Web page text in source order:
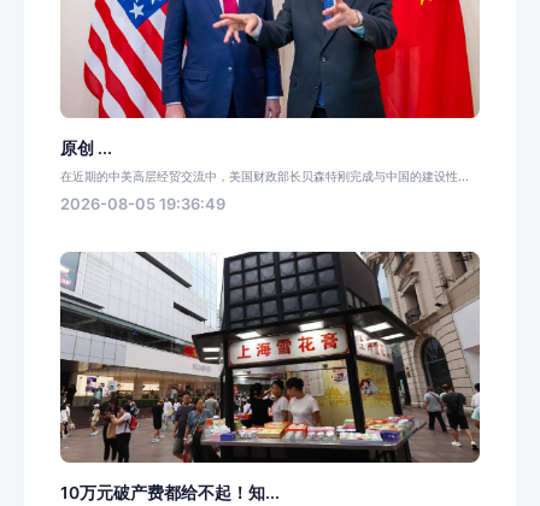
原创 ...
在近期的中美高层经贸交流中，美国财政部长贝森特刚完成与中国的建设性...
2026-08-05 19:36:49
10万元破产费都给不起！知...